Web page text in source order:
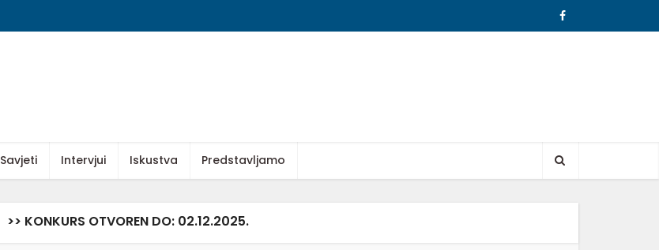
Savjeti Intervjui Iskustva Predstavljamo
>> KONKURS OTVOREN DO: 02.12.2025.